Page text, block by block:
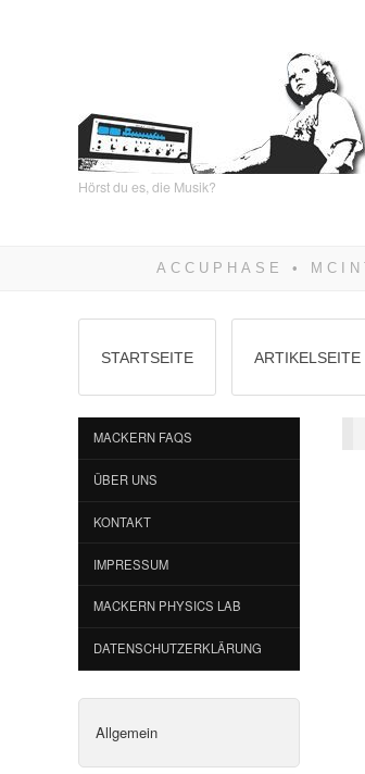
Hörst du es, die Musik?
STARTSEITE ARTIKELSEITE
MACKERN FAQS
ÜBER UNS
KONTAKT
IMPRESSUM
MACKERN PHYSICS LAB
DATENSCHUTZERKLÄRUNG
Allgemein